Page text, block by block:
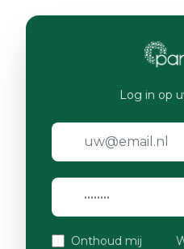
Log in op
Onthoud mij